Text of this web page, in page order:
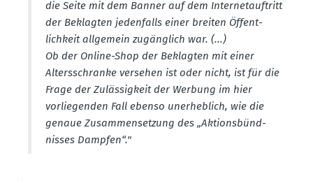
die Seite mit dem Banner auf dem Inter­net­auf­tritt
der Beklagten jeden­falls einer breiten Öffent­
lichkeit allgemein zugänglich war. (...)
Ob der Online-Shop der Beklagten mit einer
Alters­schranke versehen ist oder nicht, ist für die
Frage der Zuläs­sigkeit der Werbung im hier
vorlie­genden Fall ebenso unerheblich, wie die
genaue Zusam­men­setzung des „Aktions­bünd­
nisses Dampfen“."